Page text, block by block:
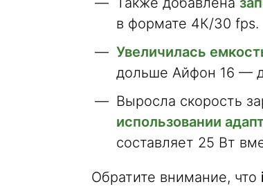
в формате 4К/30 fps.
Увеличилась
дольше Айфон 16 —
Выросла скорость
использовании
составляет 25 Вт
Обратите внимание, что